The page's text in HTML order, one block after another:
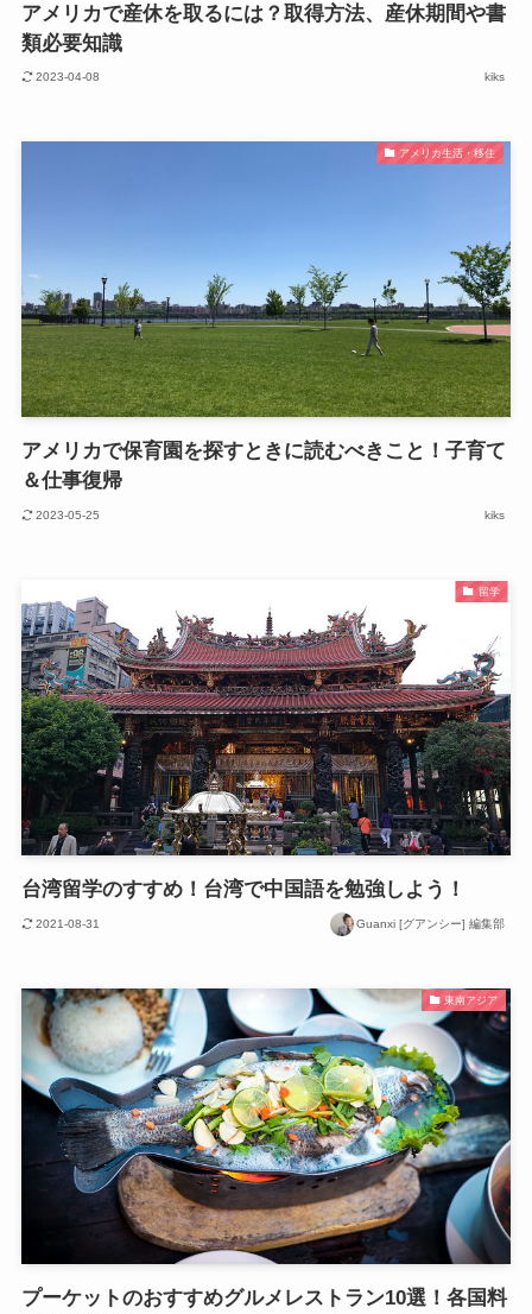
アメリカで産休を取るには？取得方法、産休期間や書
類必要知識
2023-04-08 kiks
アメリカ生活・移住
アメリカで保育園を探すときに読むべきこと！子育て
＆仕事復帰
2023-05-25 kiks
留学
台湾留学のすすめ！台湾で中国語を勉強しよう！
2021-08-31 Guanxi [グアンシー] 編集部
東南アジア
プーケットのおすすめグルメレストラン10選！各国料